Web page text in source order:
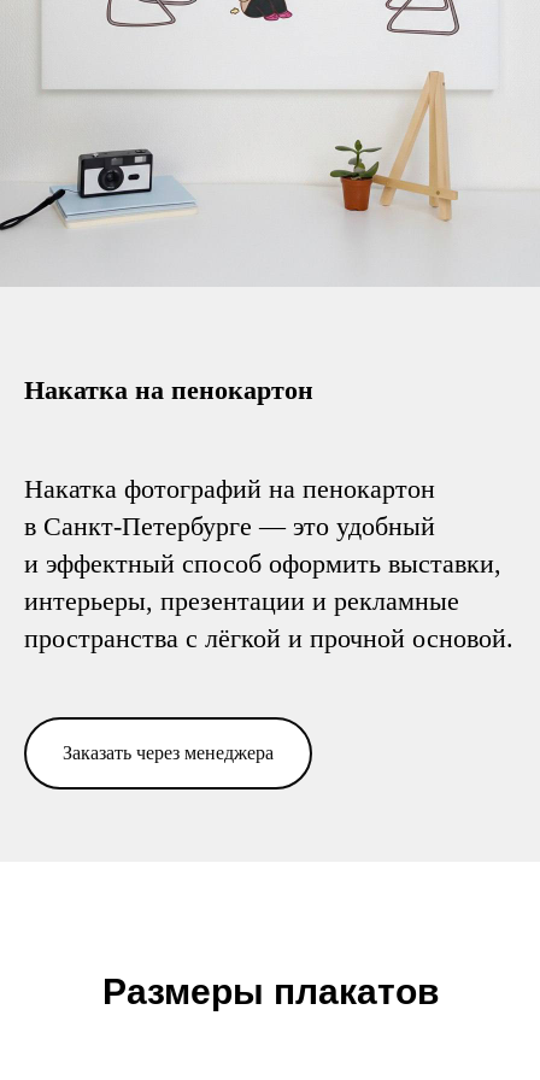
Накатка на пенокартон
Накатка фотографий на пенокартон
в Санкт-Петербурге — это удобный
и эффектный способ оформить выставки,
интерьеры, презентации и рекламные
пространства с лёгкой и прочной основой.
Заказать через менеджера
Размеры плакатов